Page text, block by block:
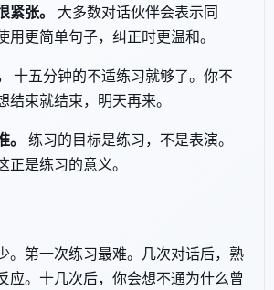
紧张。
大多数对话伙伴会表示同
用更简单句子，纠正时更温和。
十五分钟的不适练习就够了。你不
结束就结束，明天再来。
练习的目标是练习，不是表演。
正是练习的意义。
。第一次练习最难。几次对话后，熟
应。十几次后，你会想不通为什么曾